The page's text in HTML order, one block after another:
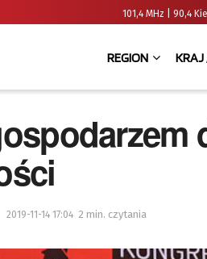
101,4 MHz | 90,4
REGION KRAJ
2019-11-14 17:04 2 min. czytania